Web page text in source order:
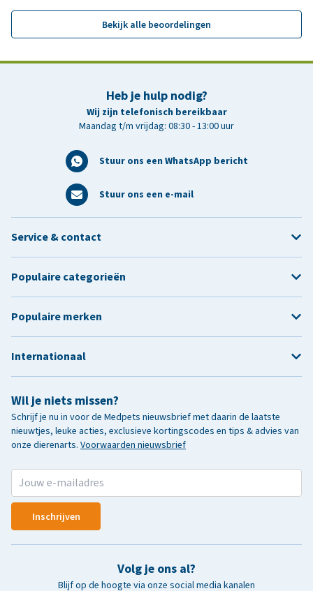
Bekijk alle beoordelingen
Heb je hulp nodig?
Wij zijn telefonisch bereikbaar
Maandag t/m vrijdag: 08:30 - 13:00 uur
Stuur ons een WhatsApp bericht
Stuur ons een e-mail
Wil je niets missen?
Schrijf je nu in voor de Medpets nieuwsbrief met daarin de laatste
nieuwtjes, leuke acties, exclusieve kortingscodes en tips & advies van
onze dierenarts. Voorwaarden nieuwsbrief
Inschrijven
Volg je ons al?
Blijf op de hoogte via onze social media kanalen
Service & contact
Populaire categorieën
Populaire merken
Internationaal